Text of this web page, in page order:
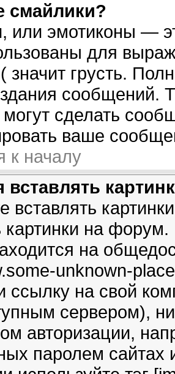
смайлики?
или эмотиконы —
для
значит грусть.
сообщений.
могут сделать
ваше
к началу
вставлять
вставлять
картинки на
на
unknown-
ссылку на свой
сервером), ни
авторизации,
паролем сайтах